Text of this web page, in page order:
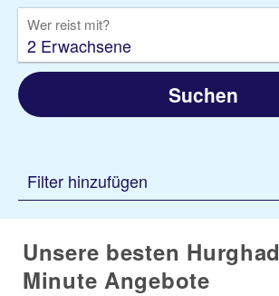
Wer reist mit?
2 Erwachsene
Suchen
Filter hinzufügen
Unsere besten
Minute Angebote